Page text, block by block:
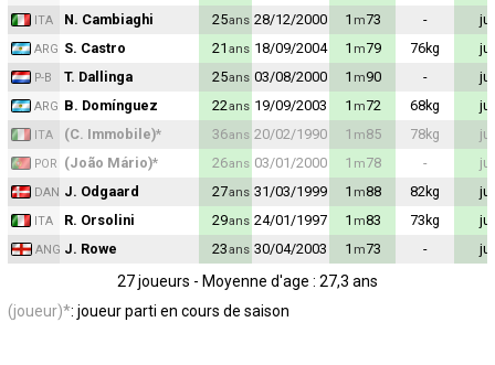
ITA N. Cambiaghi 25ans 28/12/2000 1 m73 -
ARG S. Castro 21 ans 18/09/2004 1 m79 76kg
P-B T. Dallinga 25ans 03/08/2000 1 m90 -
ARG B. Domínguez 22ans 19/09/2003 1 m72 68kg
ITA (C. Immobile)* 36ans 20/02/1990 1 m85 78kg
POR (João Mário)* 26ans 03/01/2000 1 m78 -
DAN J. Odgaard 27ans 31/03/1999 1 m88 82kg
ITA R. Orsolini 29ans 24/01/1997 1 m83 73 kg
ANG J. Rowe 23ans 30/04/2003 1 m73 -
27 joueurs - Moyenne d'age : 27,3 ans
(joueur)*: joueur parti en cours de saison